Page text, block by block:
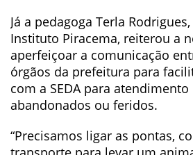
Já a pedagoga Terla
Instituto Piracema, reiterou a
aperfeiçoar a comunicação
órgãos da prefeitura para
com a SEDA para
abandonados ou feridos.
“Precisamos ligar as pontas,